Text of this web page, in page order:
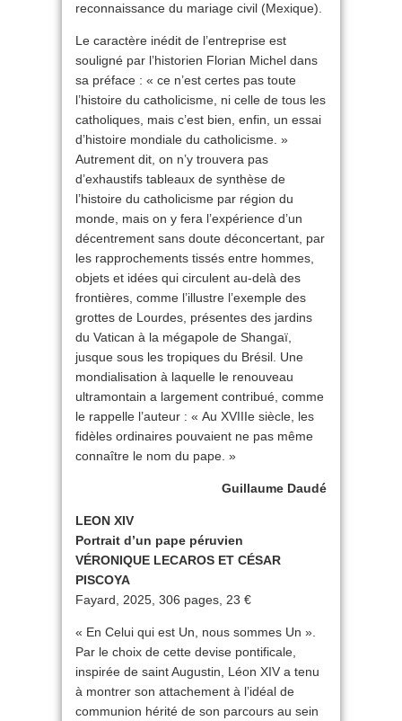
reconnaissance du mariage civil (Mexique).
Le caractère inédit de l’entreprise est
souligné par l’historien Florian Michel dans
sa préface : « ce n’est certes pas toute
l’histoire du catholicisme, ni celle de tous les
catholiques, mais c’est bien, enfin, un essai
d’histoire mondiale du catholicisme. »
Autrement dit, on n’y trouvera pas
d’exhaustifs tableaux de synthèse de
l’histoire du catholicisme par région du
monde, mais on y fera l’expérience d’un
décentrement sans doute déconcertant, par
les rapprochements tissés entre hommes,
objets et idées qui circulent au-delà des
frontières, comme l’illustre l’exemple des
grottes de Lourdes, présentes des jardins
du Vatican à la mégapole de Shangaï,
jusque sous les tropiques du Brésil. Une
mondialisation à laquelle le renouveau
ultramontain a largement contribué, comme
le rappelle l’auteur : « Au XVIIIe siècle, les
fidèles ordinaires pouvaient ne pas même
connaître le nom du pape. »
Guillaume Daudé
LEON XIV
Portrait d’un pape péruvien
VÉRONIQUE LECAROS ET CÉSAR
PISCOYA
Fayard, 2025, 306 pages, 23 €
« En Celui qui est Un, nous sommes Un ».
Par le choix de cette devise pontificale,
inspirée de saint Augustin, Léon XIV a tenu
à montrer son attachement à l’idéal de
communion hérité de son parcours au sein